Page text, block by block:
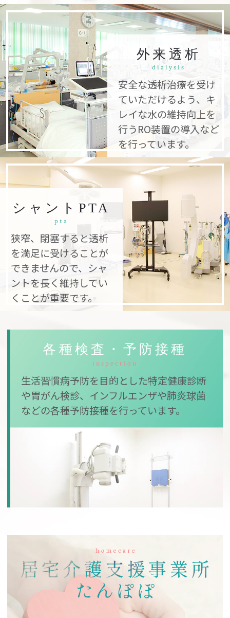
外来透析
dialysis
安全な透析治療を受け
ていただけるよう、キ
レイな水の維持向上を
行うRO装置の導入など
を行っています。
シャントPTA
pta
狭窄、閉塞すると透析
を満足に受けることが
できませんので、シャ
ントを長く維持してい
くことが重要です。
各種検査・予防接種
inspection
生活習慣病予防を目的とした特定健康診断
や胃がん検診、インフルエンザや肺炎球菌
などの各種予防接種を行っています。